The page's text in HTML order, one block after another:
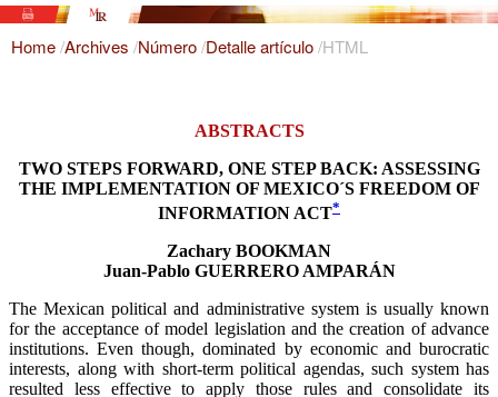
Home/Archives /Número/Detalle artículo/HTML